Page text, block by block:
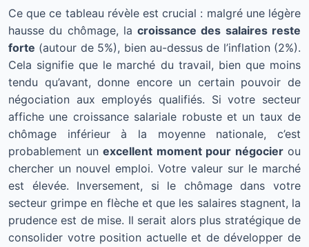
Ce que ce tableau révèle est crucial : malgré une légère
hausse du chômage, lacroissance des salaires reste
forte (autour de 5%), bien au-dessus de l’inflation (2%).
Cela signifie que le marché du travail, bien que moins
tendu qu’avant, donne encore un certain pouvoir de
négociation aux employés qualifiés. Si votre secteur
affiche une croissance salariale robuste et un taux de
chômage inférieur à la moyenne nationale, c’est
probablement un excellent moment pour négocierou
chercher un nouvel emploi. Votre valeur sur le marché
est élevée. Inversement, si le chômage dans votre
secteur grimpe en flèche et que les salaires stagnent, la
prudence est de mise. Il serait alors plus stratégique de
consolider votre position actuelle et de développer de